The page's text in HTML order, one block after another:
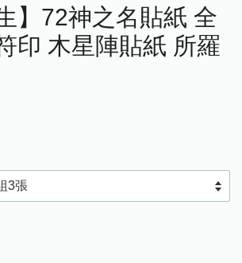
】72神之名貼紙 全
印 木星陣貼紙 所羅